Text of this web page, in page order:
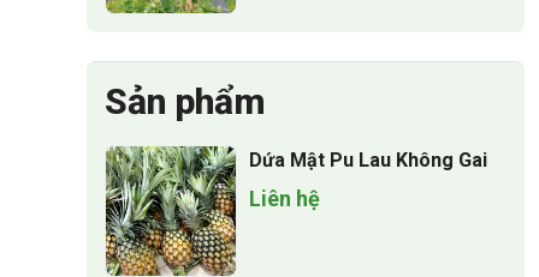
Sản phẩm
Dứa Mật Pu Lau Không Gai
Liên hệ